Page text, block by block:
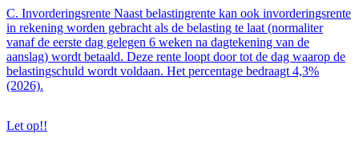
C. Invorderingsrente Naast belastingrente kan ook invorderingsrente
in rekening worden gebracht als de belasting te laat (normaliter
vanaf de eerste dag gelegen 6 weken na dagtekening van de
aanslag) wordt betaald. Deze rente loopt door tot de dag waarop de
belastingschuld wordt voldaan. Het percentage bedraagt 4,3%
(2026).
Let op!!